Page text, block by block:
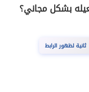
ثانية لظهور الرابط